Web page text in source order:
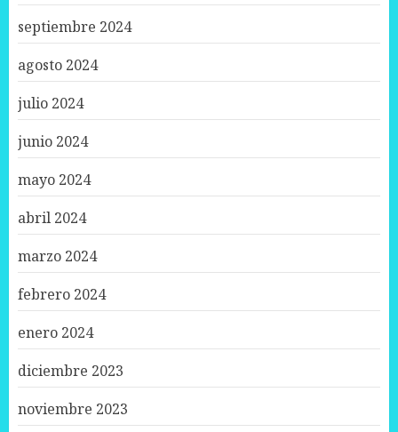
septiembre 2024
agosto 2024
julio 2024
junio 2024
mayo 2024
abril 2024
marzo 2024
febrero 2024
enero 2024
diciembre 2023
noviembre 2023